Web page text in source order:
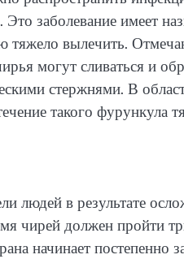
заболевание имеет
вылечить.
могут сливаться и
стержнями. В
такого фурункула
людей в результате
чирей должен пройти
начинает постепенно